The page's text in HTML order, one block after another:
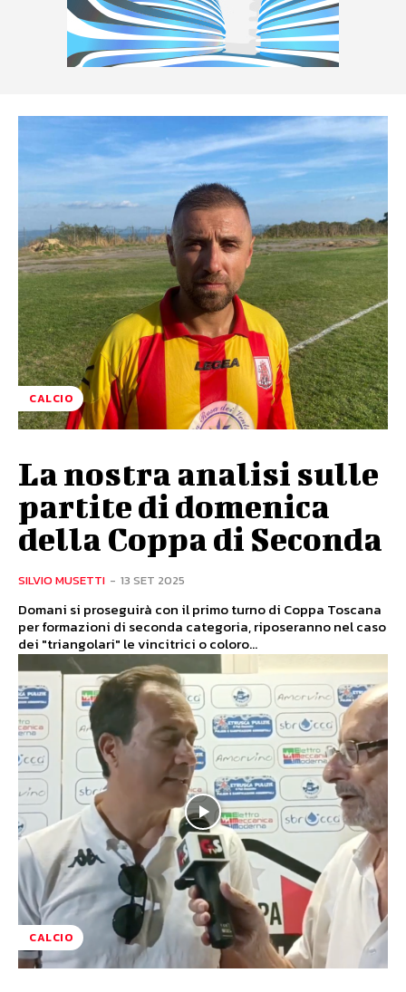
CALCIO
La nostra analisi sulle
partite di domenica
della Coppa di Seconda
SILVIO MUSETTI - 13 SET 2025
Domani si proseguirà con il primo turno di Coppa Toscana
per formazioni di seconda categoria, riposeranno nel caso
dei "triangolari" le vincitrici o coloro...
CALCIO